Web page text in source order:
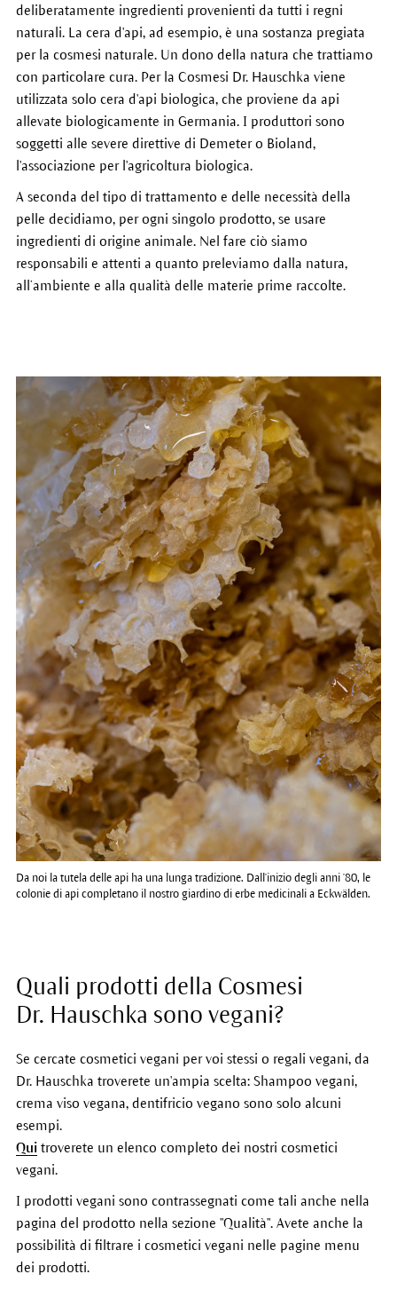
deliberatamente ingredienti provenienti da tutti i regni
naturali. La cera d'api, ad esempio, è una sostanza pregiata
per la cosmesi naturale. Un dono della natura che trattiamo
con particolare cura. Per la Cosmesi Dr. Hauschka viene
utilizzata solo cera d'api biologica, che proviene da api
allevate biologicamente in Germania. I produttori sono
soggetti alle severe direttive di Demeter o Bioland,
l'associazione per l'agricoltura biologica.
A seconda del tipo di trattamento e delle necessità della
pelle decidiamo, per ogni singolo prodotto, se usare
ingredienti di origine animale. Nel fare ciò siamo
responsabili e attenti a quanto preleviamo dalla natura,
all’ambiente e alla qualità delle materie prime raccolte.
Da noi la tutela delle api ha una lunga tradizione. Dall'inizio degli anni '80, le
colonie di api completano il nostro giardino di erbe medicinali a Eckwälden.
Quali prodotti della Cosmesi
Dr. Hauschka sono vegani?
Se cercate cosmetici vegani per voi stessi o regali vegani, da
Dr. Hauschka troverete un'ampia scelta: Shampoo vegani,
crema viso vegana, dentifricio vegano sono solo alcuni
esempi.
Quitroverete un elenco completo dei nostri cosmetici
vegani.
I prodotti vegani sono contrassegnati come tali anche nella
pagina del prodotto nella sezione "Qualità". Avete anche la
possibilità di filtrare i cosmetici vegani nelle pagine menu
dei prodotti.